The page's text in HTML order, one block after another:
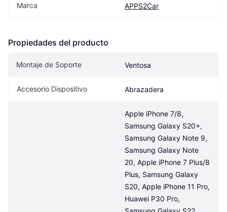
Marca APPS2Car
Propiedades del producto
Montaje de Soporte Ventosa
Accesorio Dispositivo Abrazadera
Apple iPhone 7/8,
Samsung Galaxy S20+,
Samsung Galaxy Note 9,
Samsung Galaxy Note
20, Apple iPhone 7 Plus/8
Plus, Samsung Galaxy
S20, Apple iPhone 11 Pro,
Huawei P30 Pro,